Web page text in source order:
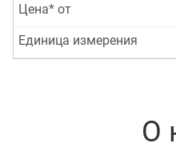
Цена* от
Единица измерения
О